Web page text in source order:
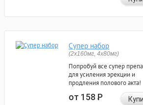
Супер набор
(2х160мг, 4х80мг)
Попробуй все супер
для усиления эрекции и
продления полового акта!
от 158Р